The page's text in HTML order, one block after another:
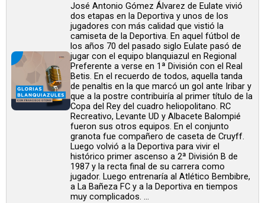
José Antonio Gómez Álvarez de Eulate vivió
dos etapas en la Deportiva y unos de los
jugadores con más calidad que vistió la
camiseta de la Deportiva. En aquel fútbol de
los años 70 del pasado siglo Eulate pasó de
jugar con el equipo blanquiazul en Regional
Preferente a verse en 1ª División con el Real
Betis. En el recuerdo de todos, aquella tanda
de penaltis en la que marcó un gol ante Iribar y
que a la postre contribuiría al primer título de la
Copa del Rey del cuadro heliopolitano. RC
Recreativo, Levante UD y Albacete Balompié
fueron sus otros equipos. En el conjunto
granota fue compañero de caseta de Cruyff.
Luego volvió a la Deportiva para vivir el
histórico primer ascenso a 2ª División B de
1987 y la recta final de su carrera como
jugador. Luego entrenaría al Atlético Bembibre,
a La Bañeza FC y a la Deportiva en tiempos
muy complicados. ...